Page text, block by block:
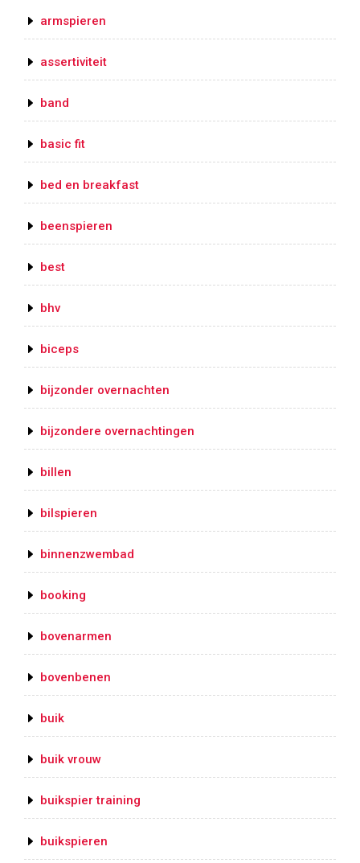
armspieren
assertiviteit
band
basic fit
bed en breakfast
beenspieren
best
bhv
biceps
bijzonder overnachten
bijzondere overnachtingen
billen
bilspieren
binnenzwembad
booking
bovenarmen
bovenbenen
buik
buik vrouw
buikspier training
buikspieren